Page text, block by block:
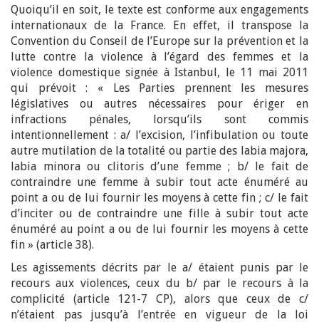
Quoiqu’il en soit, le texte est conforme aux engagements
internationaux de la France. En effet, il transpose la
Convention du Conseil de l’Europe sur la prévention et la
lutte contre la violence à l’égard des femmes et la
violence domestique signée à Istanbul, le 11 mai 2011
qui prévoit : « Les Parties prennent les mesures
législatives ou autres nécessaires pour ériger en
infractions pénales, lorsqu’ils sont commis
intentionnellement : a/ l’excision, l’infibulation ou toute
autre mutilation de la totalité ou partie des labia majora,
labia minora ou clitoris d’une femme ; b/ le fait de
contraindre une femme à subir tout acte énuméré au
point a ou de lui fournir les moyens à cette fin ; c/ le fait
d’inciter ou de contraindre une fille à subir tout acte
énuméré au point a ou de lui fournir les moyens à cette
fin » (article 38).
Les agissements décrits par le a/ étaient punis par le
recours aux violences, ceux du b/ par le recours à la
complicité (article 121-7 CP), alors que ceux de c/
n’étaient pas jusqu’à l’entrée en vigueur de la loi